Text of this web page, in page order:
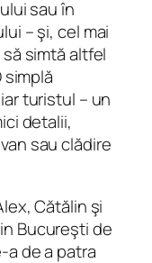
sau în
– şi, cel mai
simtă altfel
simplă
turistul – un
detalii,
sau clădire
Cătălin şi
Bucureşti de
de a patra